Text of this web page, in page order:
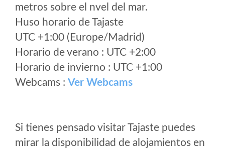
metros sobre el nvel del mar.
Huso horario de Tajaste
UTC +1:00 (Europe/Madrid)
Horario de verano : UTC +2:00
Horario de invierno : UTC +1:00
Webcams : Ver Webcams
Si tienes pensado visitar Tajaste puedes
mirar la disponibilidad de alojamientos en